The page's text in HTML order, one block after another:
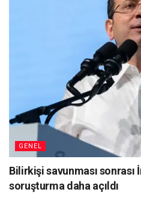
GENEL
Bilirkişi savunması sonrası
soruşturma daha açıldı